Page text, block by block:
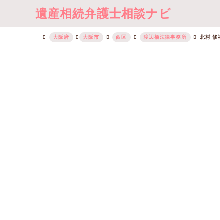
遺産相続弁護士相談ナビ
大阪府 大阪市 西区 渡辺橋法律事務所 北村 修